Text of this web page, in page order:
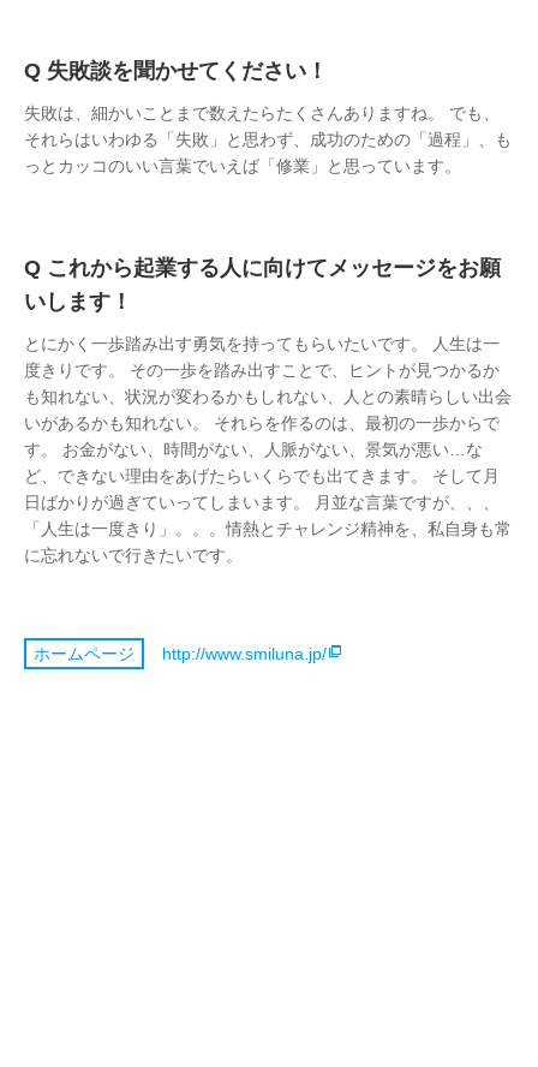
失敗談を聞かせてください！
失敗は、細かいことまで数えたらたくさんありますね。 でも、
それらはいわゆる「失敗」と思わず、成功のための「過程」、も
っとカッコのいい言葉でいえば「修業」と思っています。
これから起業する人に向けてメッセージをお願
いします！
とにかく一歩踏み出す勇気を持ってもらいたいです。 人生は一
度きりです。 その一歩を踏み出すことで、ヒントが見つかるか
も知れない、状況が変わるかもしれない、人との素晴らしい出会
いがあるかも知れない。 それらを作るのは、最初の一歩からで
す。 お金がない、時間がない、人脈がない、景気が悪い…な
ど、できない理由をあげたらいくらでも出てきます。 そして月
日ばかりが過ぎていってしまいます。 月並な言葉ですが、、、
「人生は一度きり」。。。情熱とチャレンジ精神を、私自身も常
に忘れないで行きたいです。
http://www.smiluna.jp/